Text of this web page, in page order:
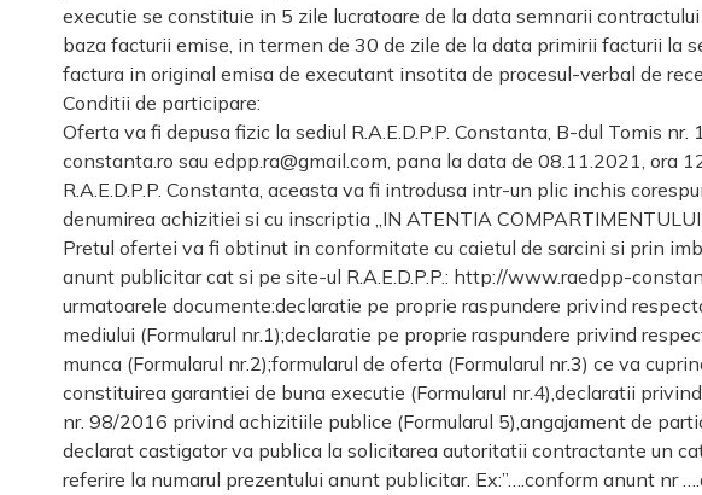
executie se constituie in 5 zile lucratoare de la data semnarii
baza facturii emise, in termen de 30 de zile de la data primirii facturii la
factura in original emisa de executant insotita de procesul-verbal de
Conditii de participare:
Oferta va fi depusa fizic la sediul R.A.E.D.P.P. Constanta, B-dul Tomis
constanta.ro sau edpp.ra@gmail.com, pana la data de 08.11.2021, ora
R.A.E.D.P.P. Constanta, aceasta va fi introdusa intr-un plic inchis
denumirea achizitiei si cu inscriptia „IN ATENTIA
Pretul ofertei va fi obtinut in conformitate cu caietul de sarcini si prin
anunt publicitar cat si pe site-ul R.A.E.D.P.P.: http://www.raedpp-
urmatoarele documente:declaratie pe proprie raspundere privind
mediului (Formularul nr.1);declaratie pe proprie raspundere privind
munca (Formularul nr.2);formularul de oferta (Formularul nr.3) ce va
constituirea garantiei de buna executie (Formularul nr.4),declaratii
nr. 98/2016 privind achizitiile publice (Formularul 5),angajament de
declarat castigator va publica la solicitarea autoritatii contractante un
referire la numarul prezentului anunt publicitar. Ex:”….conform anunt nr